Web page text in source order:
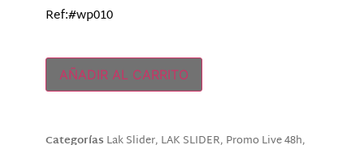
Ref:#wp010
AÑADIR AL CARRITO
Categorías Lak Slider, LAK SLIDER, Promo Live 48h,